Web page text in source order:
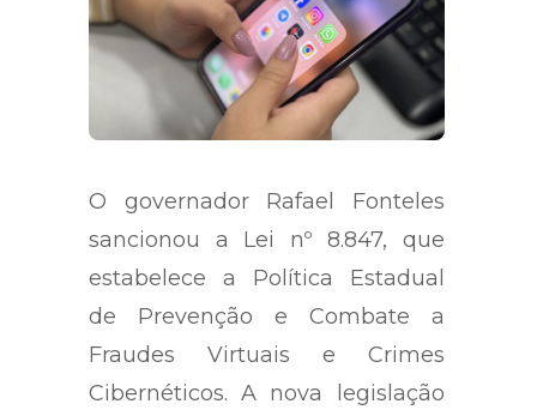
O governador Rafael Fonteles
sancionou a Lei nº 8.847, que
estabelece a Política Estadual
de Prevenção e Combate a
Fraudes Virtuais e Crimes
Cibernéticos. A nova legislação